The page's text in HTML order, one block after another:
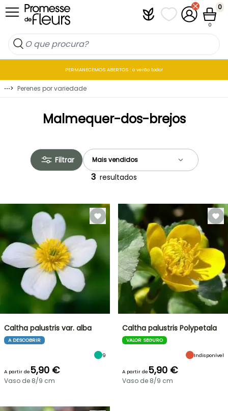
Ir para o Conteúdo PlantfitAs minhas listas
A minha
0
0
PERMANECEMOS ABERTOS : o verão todo!
⋯> Perenes por variedade
Malmequer-dos-brejos
Filtrar
3 resultados
Caltha palustris var. alba
A DESCOBRIR
9
A partir de5,90 €
Vaso de 8/9 cm
Caltha palustris Polypetala
VALOR SEGURO
Indisponível
A partir de5,90 €
Vaso de 8/9 cm